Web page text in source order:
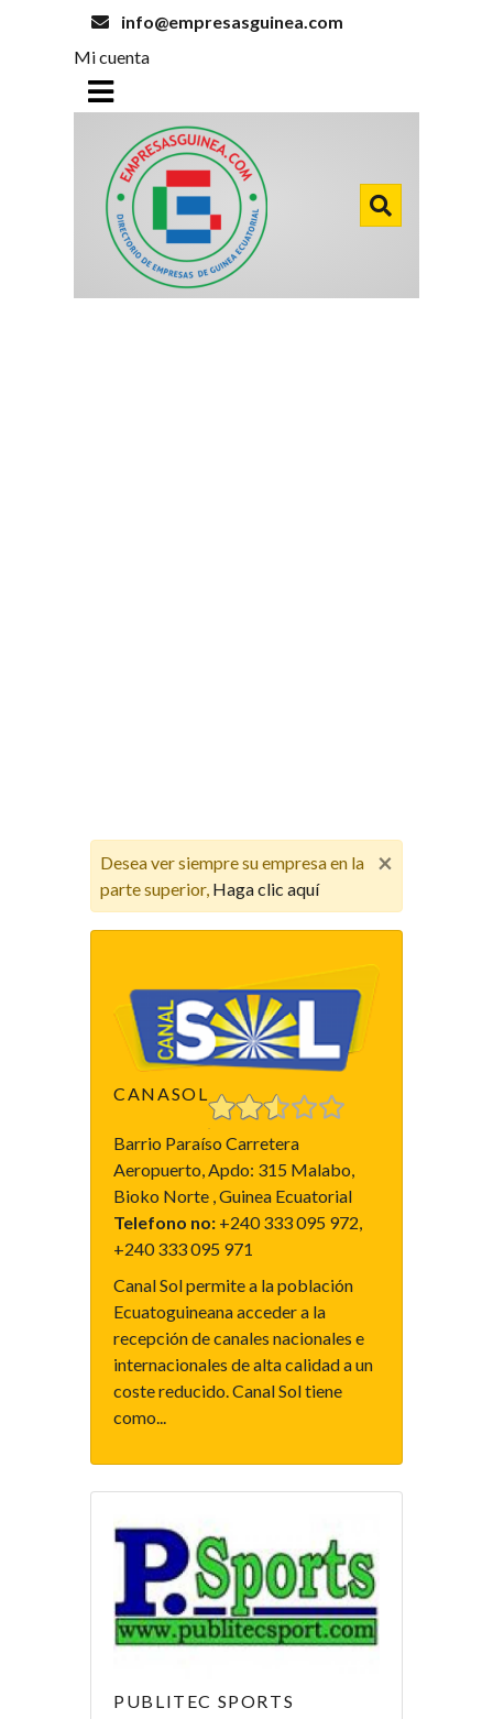
info@empresasguinea.com
Mi cuenta
×
Desea ver siempre su empresa en la
parte superior, Haga clic aquí
CANASOL
Barrio Paraíso Carretera
Aeropuerto, Apdo: 315 Malabo,
Bioko Norte , Guinea Ecuatorial
Telefono no: +240 333 095 972,
+240 333 095 971
Canal Sol permite a la población
Ecuatoguineana acceder a la
recepción de canales nacionales e
internacionales de alta calidad a un
coste reducido. Canal Sol tiene
como...
PUBLITEC SPORTS